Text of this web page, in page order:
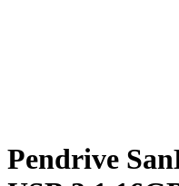
Pendrive